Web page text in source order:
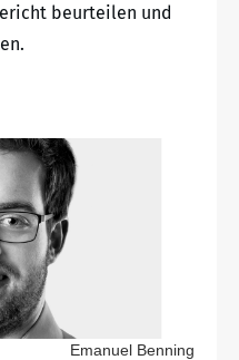
beurteilen und
Emanuel Benning